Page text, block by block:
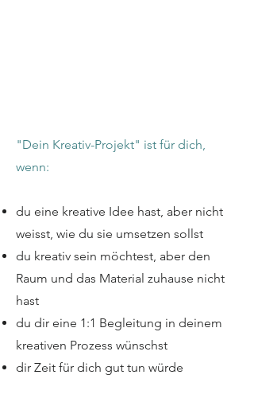
"Dein Kreativ-Projekt" ist für dich,
wenn:
du eine kreative Idee hast, aber nicht
weisst, wie du sie umsetzen sollst
du kreativ sein möchtest, aber den
Raum und das Material zuhause nicht
hast
du dir eine 1:1 Begleitung in deinem
kreativen Prozess wünschst
dir Zeit für dich gut tun würde